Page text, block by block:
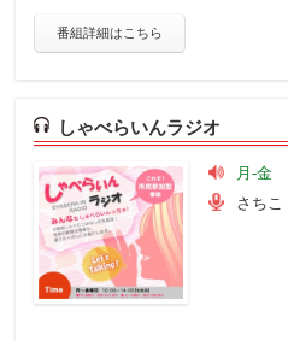
番組詳細はこちら
しゃべらいんラジオ
月-金
さちこ